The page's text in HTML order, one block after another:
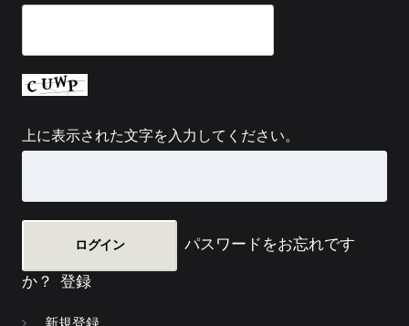
上に表示された文字を入力してください。
パスワードをお忘れです
か？ 登録